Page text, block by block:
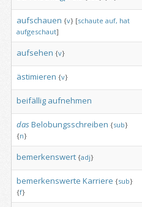
aufschauen {v} [schaute auf, hat
aufgeschaut]
aufsehen {v}
ästimieren {v}
beifällig aufnehmen
dasBelobungsschreiben {sub}
{n}
bemerkenswert {adj}
bemerkenswerte Karriere {sub}
{f}